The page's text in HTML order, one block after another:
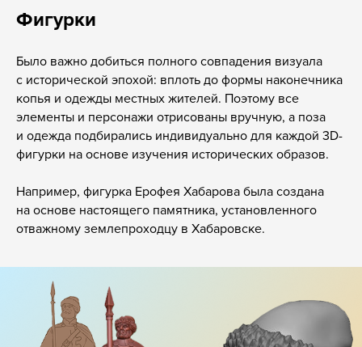
Фигурки
Было важно добиться полного совпадения визуала
с исторической эпохой: вплоть до формы наконечника
копья и одежды местных жителей. Поэтому все
элементы и персонажи отрисованы вручную, а поза
и одежда подбирались индивидуально для каждой 3D-
фигурки на основе изучения исторических образов.
Например, фигурка Ерофея Хабарова была создана
на основе настоящего памятника, установленного
отважному землепроходцу в Хабаровске.